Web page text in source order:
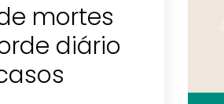
mortes
diário